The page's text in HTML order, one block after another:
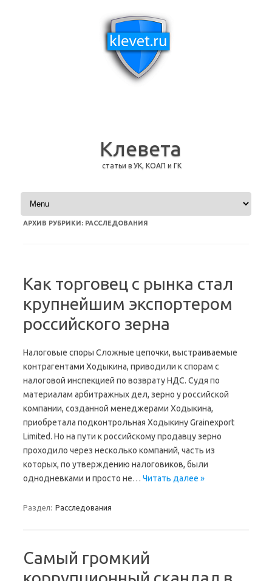
Клевета
статьи в УК, КОАП и ГК
Перейти к содержимому
АРХИВ РУБРИКИ: РАССЛЕДОВАНИЯ
Как торговец с рынка стал
крупнейшим экспортером
российского зерна
Налоговые споры Сложные цепочки, выстраиваемые
контрагентами Ходыкина, приводили к спорам с
налоговой инспекцией по возврату НДС. Судя по
материалам арбитражных дел, зерно у российской
компании, созданной менеджерами Ходыкина,
приобретала подконтрольная Ходыкину Grainexport
Limited. Но на пути к российскому продавцу зерно
проходило через несколько компаний, часть из
которых, по утверждению налоговиков, были
однодневками и просто не… Читать далее »
Раздел: Расследования
Самый громкий